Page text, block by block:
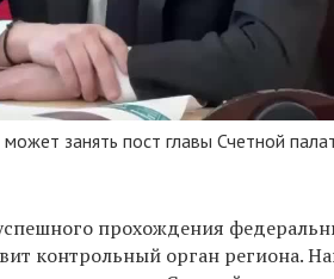
занять пост главы Счетной
прохождения
контрольный орган региона.